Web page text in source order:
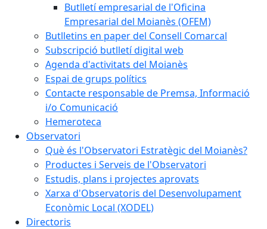
Butlletí empresarial de l'Oficina
Empresarial del Moianès (OFEM)
Butlletins en paper del Consell Comarcal
Subscripció butlletí digital web
Agenda d'activitats del Moianès
Espai de grups polítics
Contacte responsable de Premsa, Informació
i/o Comunicació
Hemeroteca
Observatori
Què és l'Observatori Estratègic del Moianès?
Productes i Serveis de l'Observatori
Estudis, plans i projectes aprovats
Xarxa d'Observatoris del Desenvolupament
Econòmic Local (XODEL)
Directoris